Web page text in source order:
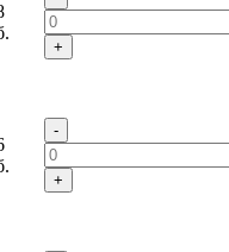
+
-
+